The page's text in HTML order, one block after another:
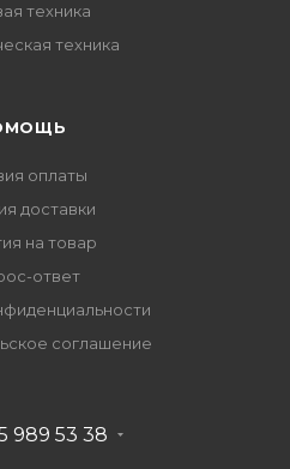
техника
техника
оплаты
доставки
на товар
ответ
соглашение
989 53 38